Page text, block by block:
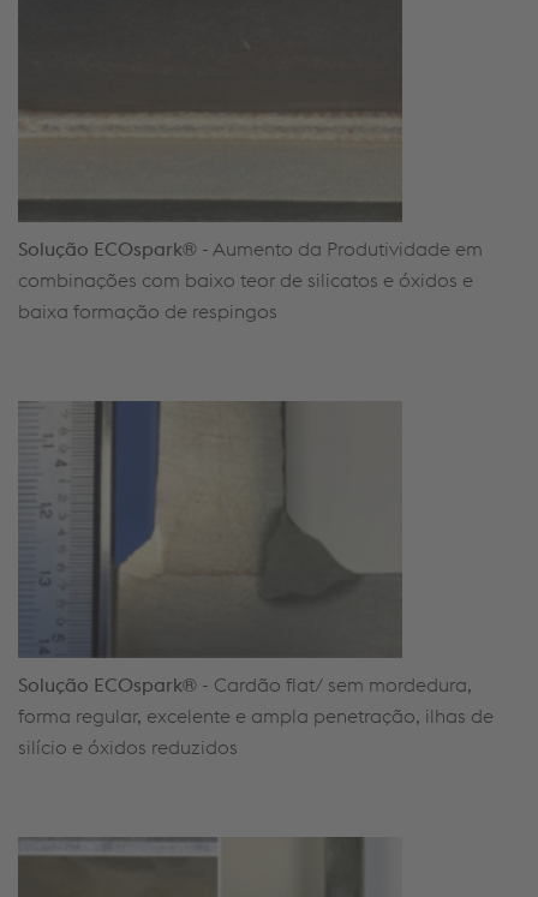
Solução ECOspark® - Aumento da Produtividade em
combinações com baixo teor de silicatos e óxidos e
baixa formação de respingos
Solução ECOspark® - Cardão flat/ sem mordedura,
forma regular, excelente e ampla penetração, ilhas de
silício e óxidos reduzidos